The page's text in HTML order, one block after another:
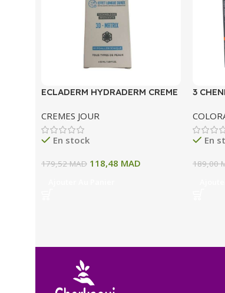
ECLADERM HYDRADERM CREME
ML
CREMES JOUR
En stock
179,52MAD 118,48 MAD
3
A
En
189,00